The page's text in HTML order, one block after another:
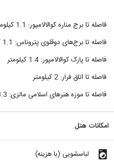
فاصله تا برج مناره کوالالامپور: 1.1 کیلومتر
فاصله تا برج‌های دوقلوی پتروناس: 1.1 کیلومتر
فاصله تا پارک کوالالامپور: 1.4 کیلومتر
فاصله تا اتاق فرار: 2 کیلومتر
فاصله تا موزه هنرهای اسلامی مالزی: 3.3 کیلومتر
امکانات هتل
local_laundry_service لباسشویی (با هزینه)